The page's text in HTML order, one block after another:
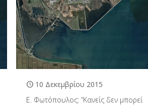
10 Δεκεμβρίου 2015
Ε. Φωτόπουλος: “Κανείς δεν μπορεί